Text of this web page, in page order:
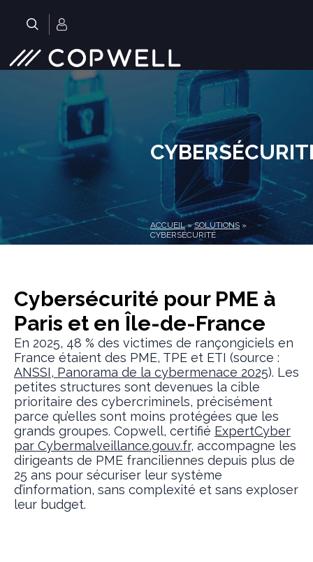
.
ACCUEIL»SOLUTIONS »
CYBERSÉCURITÉ
Cybersécurité pour PME à
Paris et en Île-de-France
En 2025, 48 % des victimes de rançongiciels en
France étaient des PME, TPE et ETI (source :
ANSSI, Panorama de la cybermenace 2025). Les
petites structures sont devenues la cible
prioritaire des cybercriminels, précisément
parce qu’elles sont moins protégées que les
grands groupes. Copwell, certifié ExpertCyber
par Cybermalveillance.gouv.fr, accompagne les
dirigeants de PME franciliennes depuis plus de
25 ans pour sécuriser leur système
d’information, sans complexité et sans exploser
leur budget.